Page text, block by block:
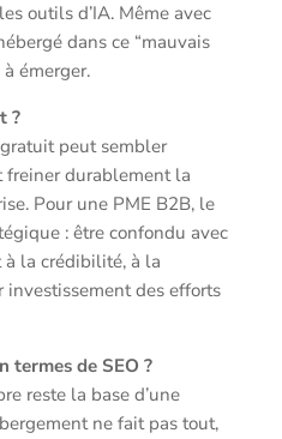
outils d’IA. Même avec
dans ce “mauvais
émerger.
?
peut sembler
freiner durablement la
Pour une PME B2B, le
: être confondu avec
la crédibilité, à la
investissement des efforts
termes de SEO ?
reste la base d’une
ne fait pas tout,